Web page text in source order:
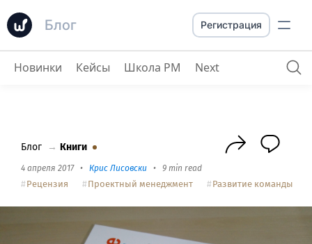
Блог
Рецензия на Том ДеМарко Deadline. Роман об управлении проектами
Регистрация
Новинки Кейсы Школа PM Next
Блог → Книги
4 апреля 2017 • Крис Лисовски • 9 min read
Рецензия Проектный менеджмент Развитие команды